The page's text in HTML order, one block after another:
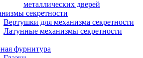
металлических дверей
секретности
Вертушки для механизма секретности
Латунные механизмы секретности
фурнитура